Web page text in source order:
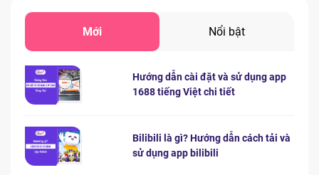
Mới Nổi bật
Hướng dẫn cài đặt và sử dụng app
1688 tiếng Việt chi tiết
Bilibili là gì? Hướng dẫn cách tải và
sử dụng app bilibili